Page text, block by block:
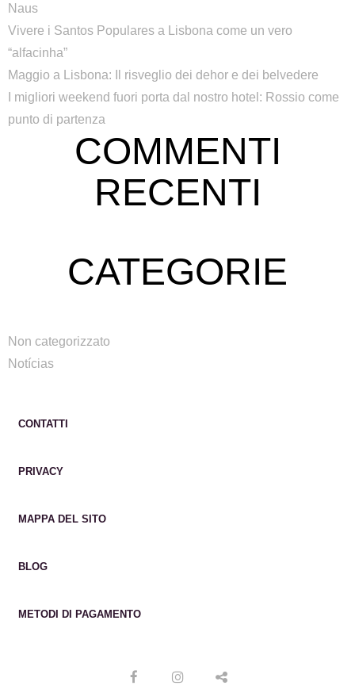
Naus
Vivere i Santos Populares a Lisbona come un vero
“alfacinha”
Maggio a Lisbona: Il risveglio dei dehor e dei belvedere
I migliori weekend fuori porta dal nostro hotel: Rossio come
punto di partenza
COMMENTI
RECENTI
CATEGORIE
Non categorizzato
Notícias
CONTATTI
PRIVACY
MAPPA DEL SITO
BLOG
METODI DI PAGAMENTO